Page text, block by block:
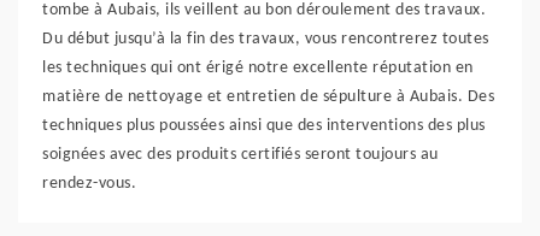
tombe à Aubais, ils veillent au bon déroulement des travaux.
Du début jusqu’à la fin des travaux, vous rencontrerez toutes
les techniques qui ont érigé notre excellente réputation en
matière de nettoyage et entretien de sépulture à Aubais. Des
techniques plus poussées ainsi que des interventions des plus
soignées avec des produits certifiés seront toujours au
rendez-vous.